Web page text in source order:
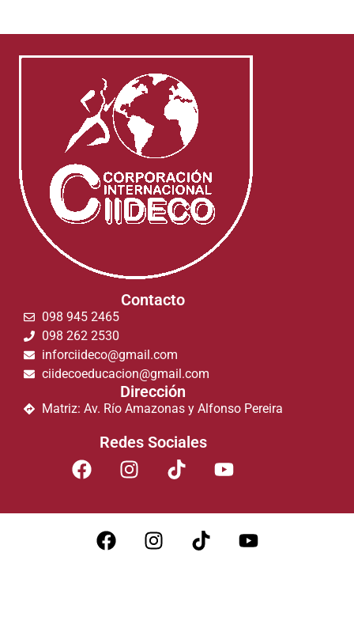
Contacto
098 945 2465
098 262 2530
inforciideco@gmail.com
ciidecoeducacion@gmail.com
Dirección
Matriz: Av. Río Amazonas y Alfonso Pereira
Redes Sociales